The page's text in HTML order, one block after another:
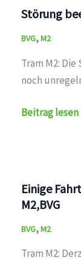
Störung
BVG,M2
Tram M2:
noch
Störung
M2,BVG
Beitrag lesen
Einige
M2,BVG
BVG,M2
Tram M2: